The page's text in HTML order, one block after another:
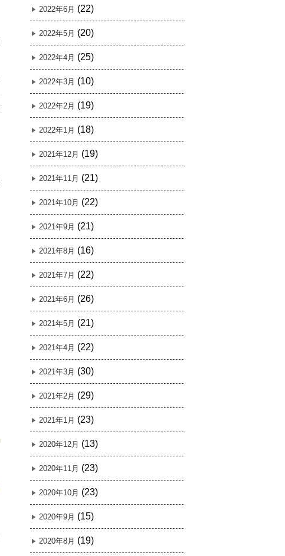
2022年6月 (22)
2022年5月 (20)
2022年4月 (25)
2022年3月 (10)
2022年2月 (19)
2022年1月 (18)
2021年12月 (19)
2021年11月 (21)
2021年10月 (22)
2021年9月 (21)
2021年8月 (16)
2021年7月 (22)
2021年6月 (26)
2021年5月 (21)
2021年4月 (22)
2021年3月 (30)
2021年2月 (29)
2021年1月 (23)
2020年12月 (13)
2020年11月 (23)
2020年10月 (23)
2020年9月 (15)
2020年8月 (19)